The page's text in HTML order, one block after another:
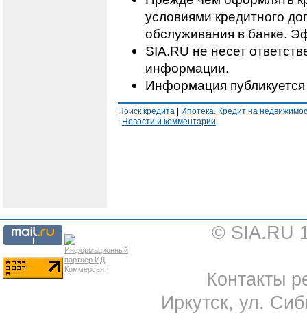
условиями кредитного
обслуживания в банке.
SIA.RU не несет
информации.
Информация
Поиск кредита
Ипотека. Кредит на
Новости и комментарии
© SIA.RU
Контакты
Иркутск, ул.